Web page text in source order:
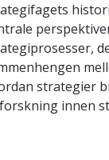
strategier
innen